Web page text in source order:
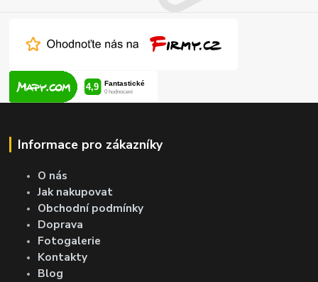
Informace pro zákazníky
O nás
Jak nakupovat
Obchodní podmínky
Doprava
Fotogalerie
Kontakty
Blog